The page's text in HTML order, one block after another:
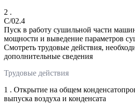
2 .
C/02.4
Пуск в работу сушильной части
мощности и выведение параметров
Смотреть трудовые действия,
дополнительные сведения
Трудовые действия
1 . Открытие на общем
выпуска воздуха и конденсата